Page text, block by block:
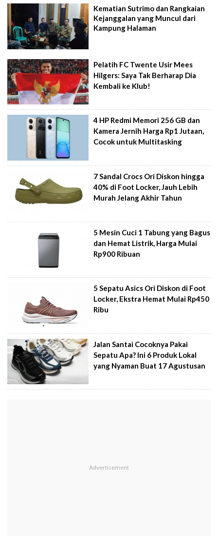
Kematian Sutrimo dan Rangkaian
Kejanggalan yang Muncul dari
Kampung Halaman
Pelatih FC Twente Usir Mees
Hilgers: Saya Tak Berharap Dia
Kembali ke Klub!
4 HP Redmi Memori 256 GB dan
Kamera Jernih Harga Rp1 Jutaan,
Cocok untuk Multitasking
7 Sandal Crocs Ori Diskon hingga
40% di Foot Locker, Jauh Lebih
Murah Jelang Akhir Tahun
5 Mesin Cuci 1 Tabung yang Bagus
dan Hemat Listrik, Harga Mulai
Rp900 Ribuan
5 Sepatu Asics Ori Diskon di Foot
Locker, Ekstra Hemat Mulai Rp450
Ribu
Jalan Santai Cocoknya Pakai
Sepatu Apa? Ini 6 Produk Lokal
yang Nyaman Buat 17 Agustusan